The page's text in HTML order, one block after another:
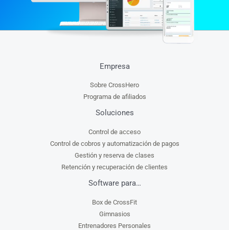
Empresa
Sobre CrossHero
Programa de afiliados
Soluciones
Control de acceso
Control de cobros y automatización de pagos
Gestión y reserva de clases
Retención y recuperación de clientes
Software para…
Box de CrossFit
Gimnasios
Entrenadores Personales